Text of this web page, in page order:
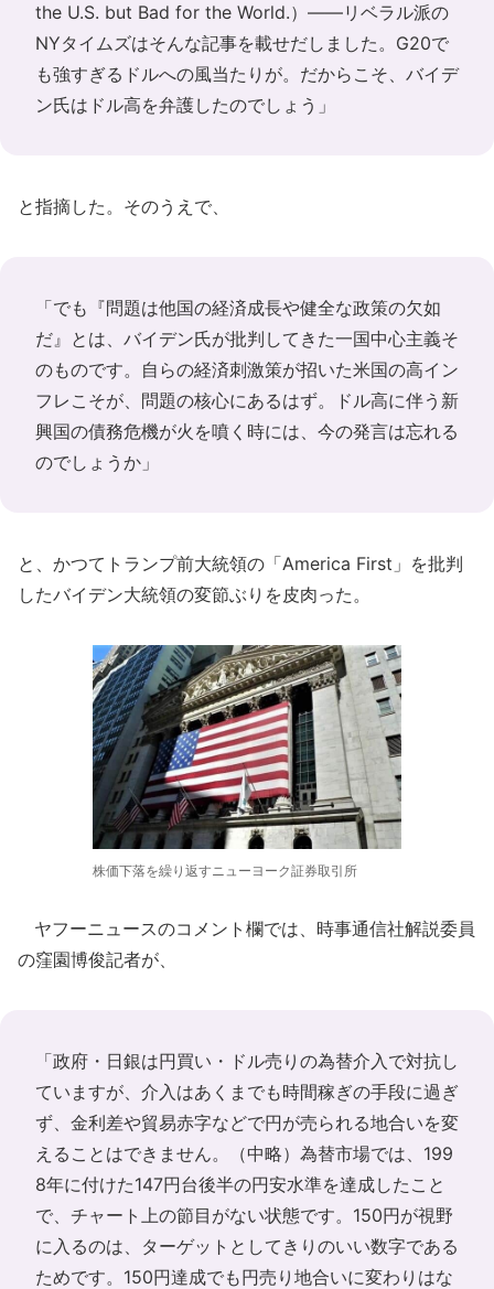
the U.S. but Bad for the World.）――リベラル派の
NYタイムズはそんな記事を載せだしました。G20で
も強すぎるドルへの風当たりが。だからこそ、バイデ
ン氏はドル高を弁護したのでしょう」
と指摘した。そのうえで、
「でも『問題は他国の経済成長や健全な政策の欠如
だ』とは、バイデン氏が批判してきた一国中心主義そ
のものです。自らの経済刺激策が招いた米国の高イン
フレこそが、問題の核心にあるはず。ドル高に伴う新
興国の債務危機が火を噴く時には、今の発言は忘れる
のでしょうか」
と、かつてトランプ前大統領の「America First」を批判
したバイデン大統領の変節ぶりを皮肉った。
株価下落を繰り返すニューヨーク証券取引所
ヤフーニュースのコメント欄では、時事通信社解説委員
の窪園博俊記者が、
「政府・日銀は円買い・ドル売りの為替介入で対抗し
ていますが、介入はあくまでも時間稼ぎの手段に過ぎ
ず、金利差や貿易赤字などで円が売られる地合いを変
えることはできません。（中略）為替市場では、199
8年に付けた147円台後半の円安水準を達成したこと
で、チャート上の節目がない状態です。150円が視野
に入るのは、ターゲットとしてきりのいい数字である
ためです。150円達成でも円売り地合いに変わりはな